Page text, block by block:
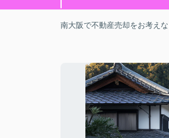
南大阪で不動産売却をお考え